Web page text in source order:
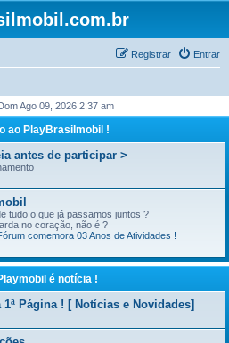
Entrar
Registrar
Ago 09, 2026 2:37 am
ao PlayBrasilmobil !
antes de participar >
tudo o que já passamos juntos ?
no coração, não é ?
comemora 03 Anos de Atividades !
é notícia !
Página ! [ Notícias e Novidades]